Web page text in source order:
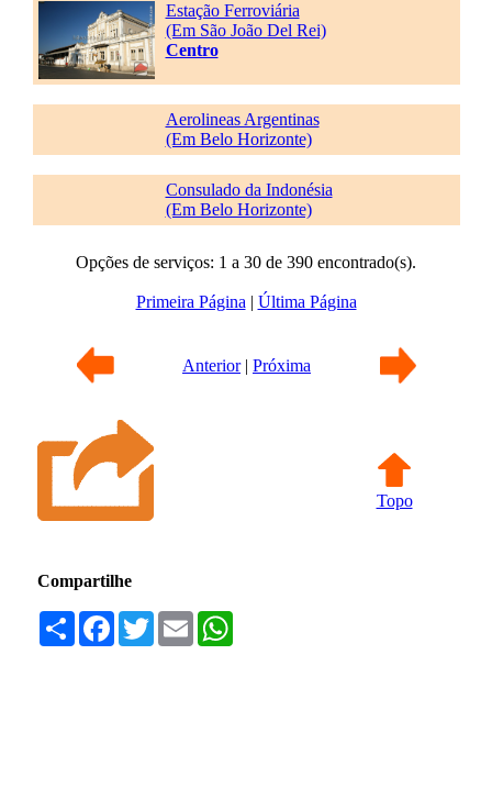
Estação Ferroviária
(Em São João Del Rei)
Centro
Aerolineas Argentinas
(Em Belo Horizonte)
Consulado da Indonésia
(Em Belo Horizonte)
Opções de serviços: 1 a 30 de 390 encontrado(s).
Primeira Página | Última Página
Anterior| Próxima
Topo
Compartilhe
Compartilhar
Facebook
TwitterEmail